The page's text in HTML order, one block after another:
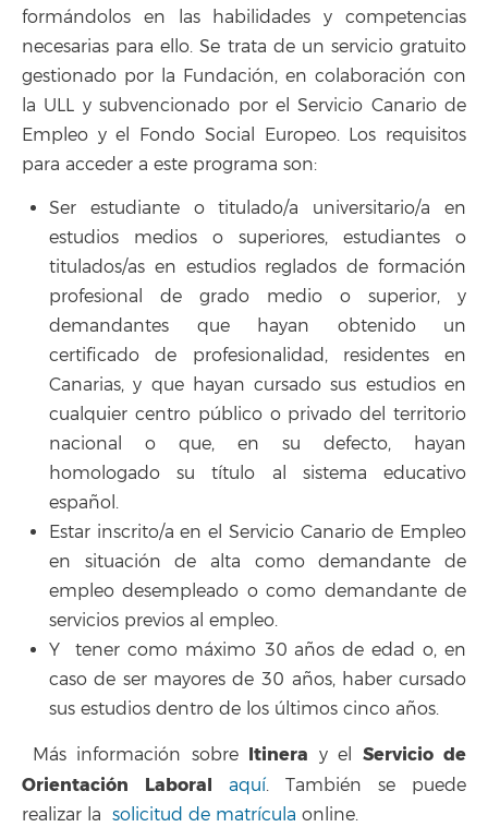
formándolos en las habilidades y competencias
necesarias para ello. Se trata de un servicio gratuito
gestionado por la Fundación, en colaboración con
la ULL y subvencionado por el Servicio Canario de
Empleo y el Fondo Social Europeo. Los requisitos
para acceder a este programa son:
Ser estudiante o titulado/a universitario/a en
estudios medios o superiores, estudiantes o
titulados/as en estudios reglados de formación
profesional de grado medio o superior, y
demandantes que hayan obtenido un
certificado de profesionalidad, residentes en
Canarias, y que hayan cursado sus estudios en
cualquier centro público o privado del territorio
nacional o que, en su defecto, hayan
homologado su título al sistema educativo
español.
Estar inscrito/a en el Servicio Canario de Empleo
en situación de alta como demandante de
empleo desempleado o como demandante de
servicios previos al empleo.
Y tener como máximo 30 años de edad o, en
caso de ser mayores de 30 años, haber cursado
sus estudios dentro de los últimos cinco años.
Más información sobre Itinera y el Servicio de
Orientación Laboral
aquí. También se puede
realizar la solicitud de matrícula online.